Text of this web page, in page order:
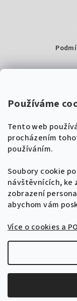
Používáme
Tento web
procházením
používáním.
Soubory cookie
návštěvnících, ke
zobrazení
abychom vám
Více o cookies a
V
VISA
🎸
Získej tipy,